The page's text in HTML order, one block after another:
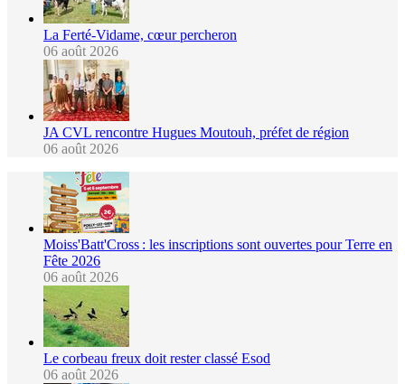
La Ferté-Vidame, cœur percheron
06 août 2026
JA CVL rencontre Hugues Moutouh, préfet de région
06 août 2026
Moiss'Batt'Cross : les inscriptions sont ouvertes pour Terre en
Fête 2026
06 août 2026
Le corbeau freux doit rester classé Esod
06 août 2026